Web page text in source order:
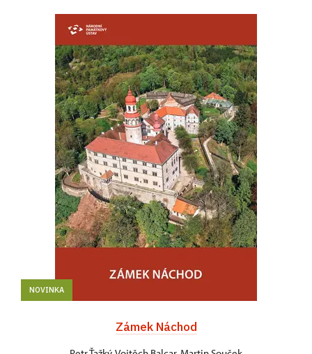
NOVINKA
Zámek Náchod